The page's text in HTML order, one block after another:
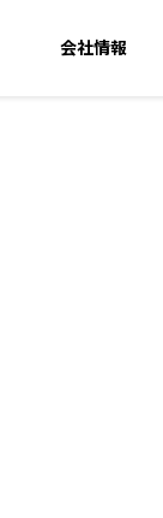
会社情報